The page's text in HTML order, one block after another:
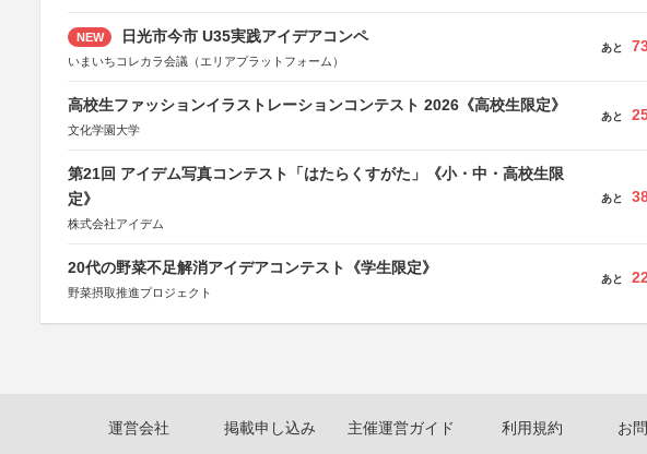
NEW 日光市今市 U35実践アイデアコンペ
いまいちコレカラ会議（エリアプラットフォーム）
あと
高校生ファッションイラストレーションコンテスト 2026《高校生限定》
文化学園大学
あと
第21回 アイデム写真コンテスト「はたらくすがた」《小・中・高校生限
定》
株式会社アイデム
あと
20代の野菜不足解消アイデアコンテスト《学生限定》
野菜摂取推進プロジェクト
あと 22
運営会社 掲載申し込み 主催運営ガイド 利用規約 お